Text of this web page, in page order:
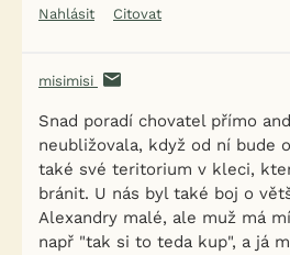
Nahlásit
Citovat
misimisi
Snad poradí chovatel přímo
neubližovala, když od ní bude
také své teritorium v kleci,
bránit. U nás byl také boj o
Alexandry malé, ale muž má
např "tak si to teda kup", a já